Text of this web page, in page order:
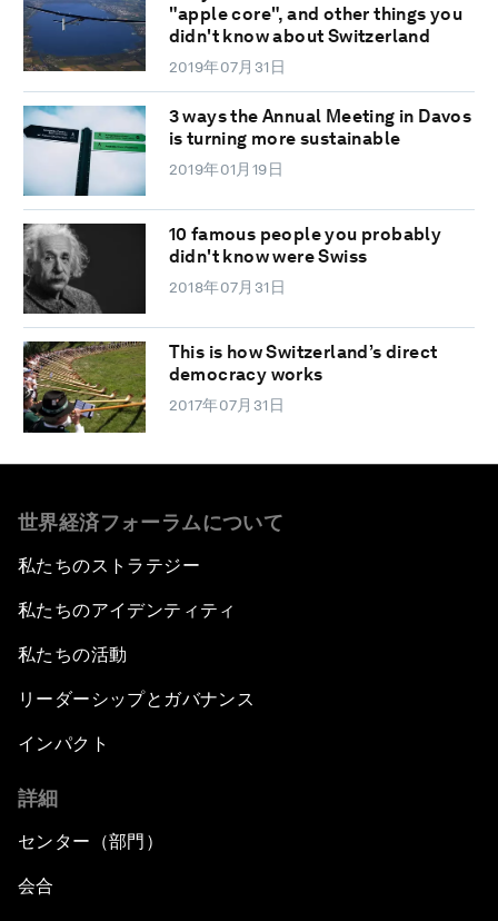
"apple core", and other things you
didn't know about Switzerland
2019年07月31日
3 ways the Annual Meeting in Davos
is turning more sustainable
2019年01月19日
10 famous people you probably
didn't know were Swiss
2018年07月31日
This is how Switzerland’s direct
democracy works
2017年07月31日
世界経済フォーラムについて
私たちのストラテジー
私たちのアイデンティティ
私たちの活動
リーダーシップとガバナンス
インパクト
詳細
センター（部門）
会合